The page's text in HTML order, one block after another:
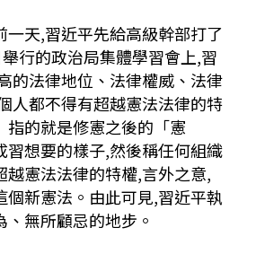
一天,習近平先給高級幹部打了
行的政治局集體學習會上,習
的法律地位、法律權威、法律
人都不得有超越憲法法律的特
指的就是修憲之後的「憲
習想要的樣子,然後稱任何組織
越憲法法律的特權,言外之意,
個新憲法。由此可見,習近平執
無所顧忌的地步。